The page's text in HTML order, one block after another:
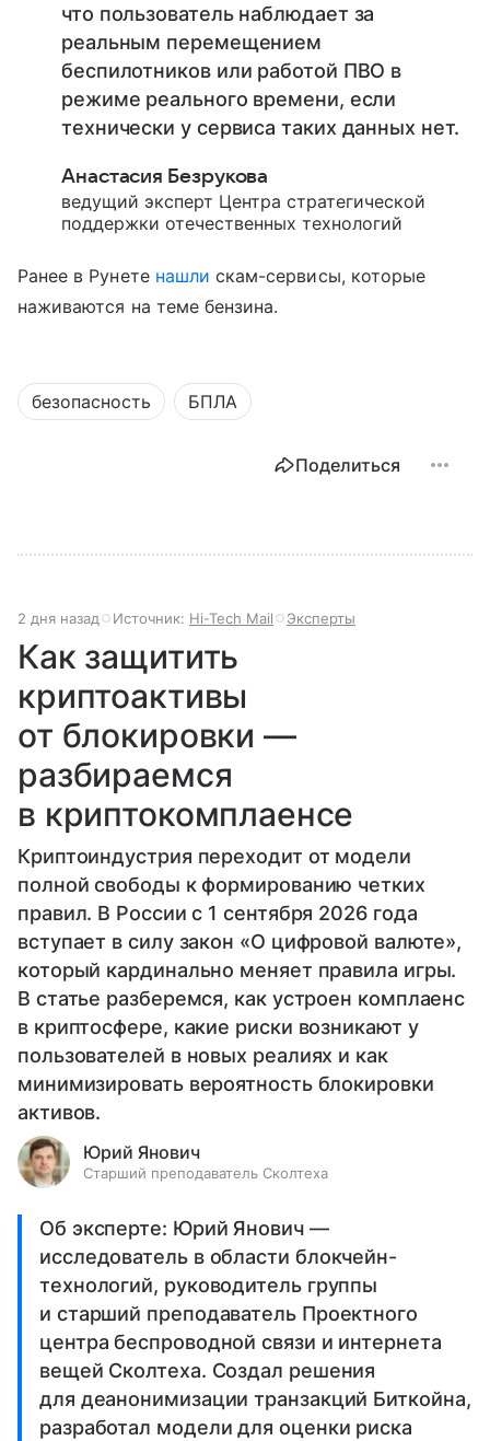
что пользователь наблюдает за
реальным перемещением
беспилотников или работой ПВО в
режиме реального времени, если
технически у сервиса таких данных нет.
Анастасия Безрукова
ведущий эксперт Центра стратегической
поддержки отечественных технологий
Ранее в Рунете нашли скам-сервисы, которые
наживаются на теме бензина.
безопасность БПЛА
Поделиться
2 дня назад Источник: Hi-Tech Mail Эксперты
Как защитить
криптоактивы
от блокировки —
разбираемся
в криптокомплаенсе
Криптоиндустрия переходит от модели
полной свободы к формированию четких
правил. В России с 1 сентября 2026 года
вступает в силу закон «О цифровой валюте»,
который кардинально меняет правила игры.
В статье разберемся, как устроен комплаенс
в криптосфере, какие риски возникают у
пользователей в новых реалиях и как
минимизировать вероятность блокировки
активов.
Юрий Янович
Старший преподаватель Сколтеха
Об эксперте: Юрий Янович —
исследователь в области блокчейн-
технологий, руководитель группы
и старший преподаватель Проектного
центра беспроводной связи и интернета
вещей Сколтеха. Создал решения
для деанонимизации транзакций Биткойна,
разработал модели для оценки риска